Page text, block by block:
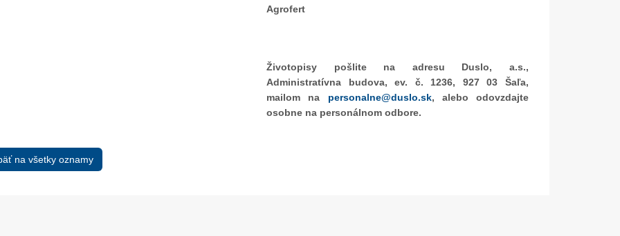
Agrofert
Životopisy pošlite na adresu Duslo, a.s.,
Administratívna budova, ev. č. 1236, 927 03 Šaľa,
mailom na personalne@duslo.sk, alebo odovzdajte
osobne na personálnom odbore.
na všetky oznamy